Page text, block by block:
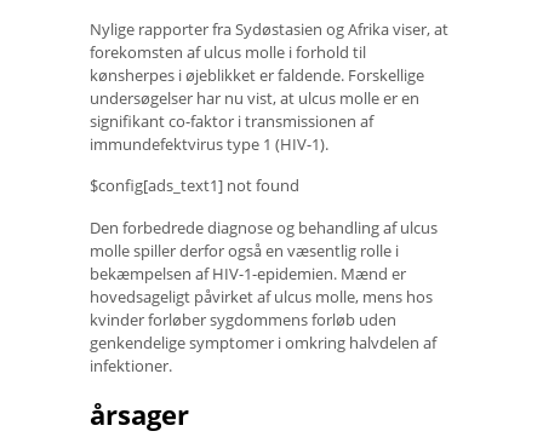
Nylige rapporter fra Sydøstasien og Afrika viser, at
forekomsten af ​​ulcus molle i forhold til
kønsherpes i øjeblikket er faldende. Forskellige
undersøgelser har nu vist, at ulcus molle er en
signifikant co-faktor i transmissionen af ​​
immundefektvirus type 1 (HIV-1).
$config[ads_text1] not found
Den forbedrede diagnose og behandling af ulcus
molle spiller derfor også en væsentlig rolle i
bekæmpelsen af ​​HIV-1-epidemien. Mænd er
hovedsageligt påvirket af ulcus molle, mens hos
kvinder forløber sygdommens forløb uden
genkendelige symptomer i omkring halvdelen af ​​
infektioner.
årsager